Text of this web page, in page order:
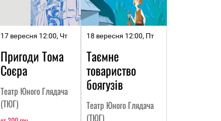
17 вересня 12:00, Чт
Пригоди Тома
Соєра
Театр Юного Глядача
(ТЮГ)
18 вересня 12:00, Пт
Таємне
товариство
боягузів
Театр Юного Глядача
(ТЮГ)